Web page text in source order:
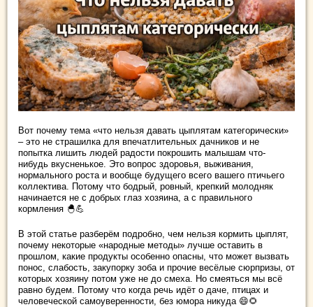
Вот почему тема «что нельзя давать цыплятам категорически»
– это не страшилка для впечатлительных дачников и не
попытка лишить людей радости покрошить малышам что-
нибудь вкусненькое. Это вопрос здоровья, выживания,
нормального роста и вообще будущего всего вашего птичьего
коллектива. Потому что бодрый, ровный, крепкий молодняк
начинается не с добрых глаз хозяина, а с правильного
кормления 🐣💪
В этой статье разберём подробно, чем нельзя кормить цыплят,
почему некоторые «народные методы» лучше оставить в
прошлом, какие продукты особенно опасны, что может вызвать
понос, слабость, закупорку зоба и прочие весёлые сюрпризы, от
которых хозяину потом уже не до смеха. Но смеяться мы всё
равно будем. Потому что когда речь идёт о даче, птицах и
человеческой самоуверенности, без юмора никуда 😄🌻